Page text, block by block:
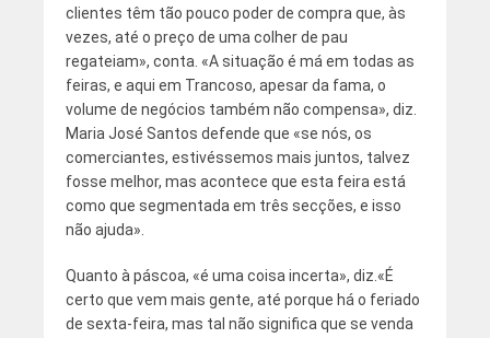
clientes têm tão pouco poder de compra que, às
vezes, até o preço de uma colher de pau
regateiam», conta. «A situação é má em todas as
feiras, e aqui em Trancoso, apesar da fama, o
volume de negócios também não compensa», diz.
Maria José Santos defende que «se nós, os
comerciantes, estivéssemos mais juntos, talvez
fosse melhor, mas acontece que esta feira está
como que segmentada em três secções, e isso
não ajuda».
Quanto à páscoa, «é uma coisa incerta», diz.«É
certo que vem mais gente, até porque há o feriado
de sexta-feira, mas tal não significa que se venda